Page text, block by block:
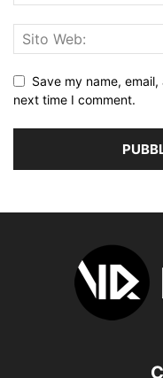
Save my name,
next time I comment.